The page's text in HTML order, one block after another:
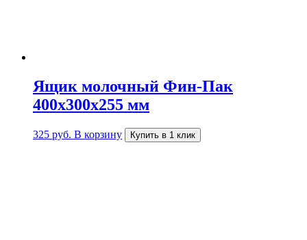
Ящик молочный Фин-Пак
400х300х255 мм
325 руб. В корзину Купить в 1 клик